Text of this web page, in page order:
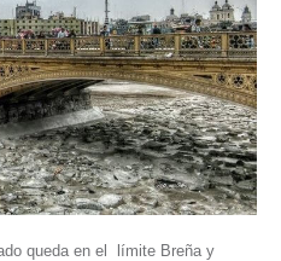
queda en el límite Breña y